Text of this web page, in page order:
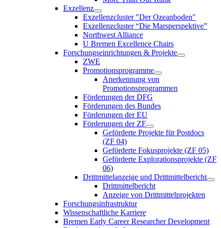
Exzellenz
Exzellenzcluster "Der Ozeanboden"
Exzellenzcluster “Die Marsperspektive”
Northwest Alliance
U Bremen Excellence Chairs
Forschungseinrichtungen & Projekte
ZWE
Promotionsprogramme
Anerkennung von
Promotionsprogrammen
Förderungen der DFG
Förderungen des Bundes
Förderungen der EU
Förderungen der ZF
Geförderte Projekte für Postdocs
(ZF 04)
Geförderte Fokusprojekte (ZF 05)
Geförderte Explorationsprojekte (ZF
06)
Drittmittelanzeige und Drittmittelbericht
Drittmittelbericht
Anzeige von Drittmittelprojekten
Forschungsinfrastruktur
Wissenschaftliche Karriere
Bremen Early Career Researcher Development